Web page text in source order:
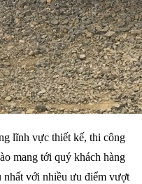
lĩnh vực thiết kế, thi công
mang tới quý khách hàng
nhất với nhiều ưu điểm vượt